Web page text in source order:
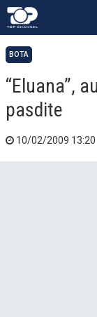
BOTA
“Eluana”,
pasdite
10/02/2009 13:20